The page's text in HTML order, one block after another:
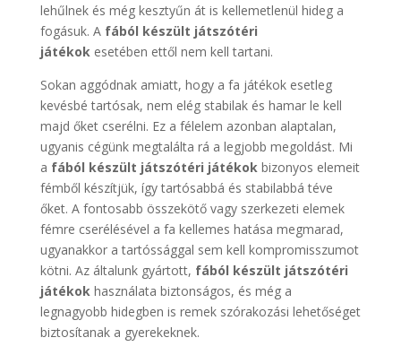
lehűlnek és még kesztyűn át is kellemetlenül hideg a
fogásuk. A fából készült játszótéri
játékokesetében ettől nem kell tartani.
Sokan aggódnak amiatt, hogy a fa játékok esetleg
kevésbé tartósak, nem elég stabilak és hamar le kell
majd őket cserélni. Ez a félelem azonban alaptalan,
ugyanis cégünk megtalálta rá a legjobb megoldást. Mi
a fából készült játszótéri játékokbizonyos elemeit
fémből készítjük, így tartósabbá és stabilabbá téve
őket. A fontosabb összekötő vagy szerkezeti elemek
fémre cserélésével a fa kellemes hatása megmarad,
ugyanakkor a tartóssággal sem kell kompromisszumot
kötni. Az általunk gyártott, fából készült játszótéri
játékokhasználata biztonságos, és még a
legnagyobb hidegben is remek szórakozási lehetőséget
biztosítanak a gyerekeknek.